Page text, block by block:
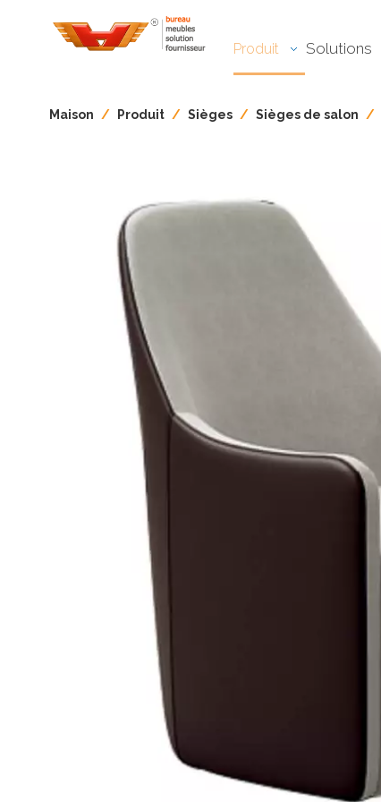
Produit Solutions
Maison / Produit / Sièges / Sièges de salon /